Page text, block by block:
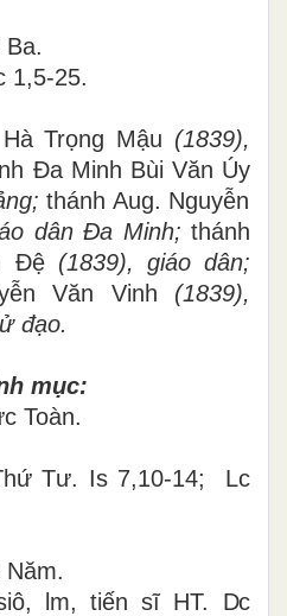
Ba.
1,5-25.
Trọng Mậu (1839),
Đa Minh Bùi Văn Úy
thánh Aug. Nguyễn
dân Đa Minh;thánh
Đệ (1839), giáo dân;
Văn Vinh (1839),
đạo.
mục:
Toàn.
Tư. Is 7,10-14; Lc
Năm.
lm, tiến sĩ HT. Dc